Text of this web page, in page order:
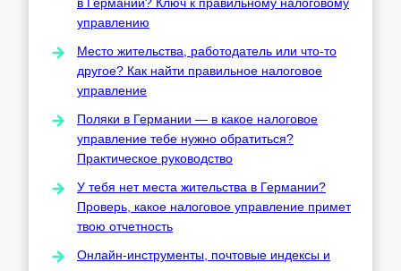
управлению
Место жительства, работодатель или что-то
другое? Как найти правильное налоговое
управление
Поляки в Германии — в какое налоговое
управление тебе нужно обратиться?
Практическое руководство
У тебя нет места жительства в Германии?
Проверь, какое налоговое управление примет
твою отчетность
Онлайн-инструменты, почтовые индексы и